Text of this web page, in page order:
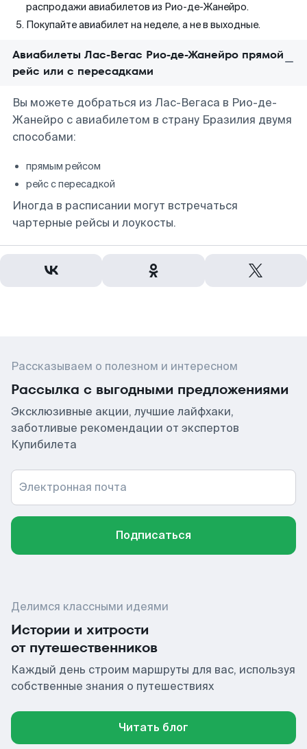
распродажи авиабилетов из Рио-де-Жанейро.
Покупайте авиабилет на неделе, а не в выходные.
Авиабилеты Лас-Вегас Рио-де-Жанейро прямой
рейс или с пересадками
Вы можете добраться из Лас-Вегаса в Рио-де-
Жанейро с авиабилетом в страну Бразилия двумя
способами:
прямым рейсом
рейс с пересадкой
Иногда в расписании могут встречаться
чартерные рейсы и лоукосты.
Рассказываем о полезном и интересном
Рассылка с выгодными предложениями
Эксклюзивные акции, лучшие лайфхаки,
заботливые рекомендации от экспертов
Купибилета
Электронная почта
Подписаться
Делимся классными идеями
Истории и хитрости
от путешественников
Каждый день строим маршруты для вас, используя
собственные знания о путешествиях
Читать блог